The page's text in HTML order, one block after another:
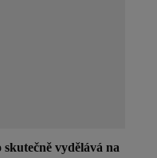
vydělává na